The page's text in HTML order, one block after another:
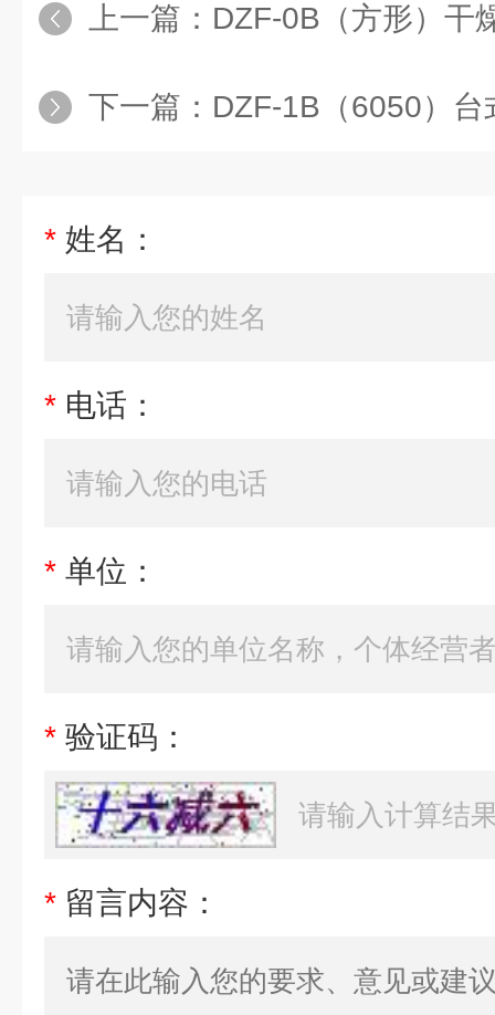
上一篇： DZF-0B（方形）干燥箱价
下一篇： DZF-1B（6050）
* 姓名：
* 电话：
* 单位：
* 验证码：
* 留言内容：